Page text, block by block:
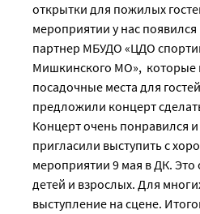
открытки для пожилых
мероприятии у нас
партнер МБУДО «ЦДО
Мишкинского МО», которые
посадочные места для
предложили концерт
Концерт очень понравился
пригласили выступить с
мероприятии 9 мая в ДК.
детей и взрослых. Для
выступление на сцене.